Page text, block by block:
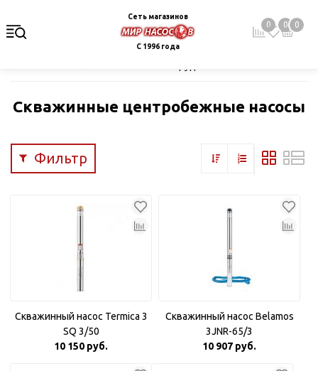
Сеть магазинов
С 1996 года
0 0 0
Скважинные центробежные насосы
Фильтр
Скважинный насос Termica 3
SQ 3/50
10 150 руб.
Скважинный насос Belamos
3JNR-65/3
10 907 руб.